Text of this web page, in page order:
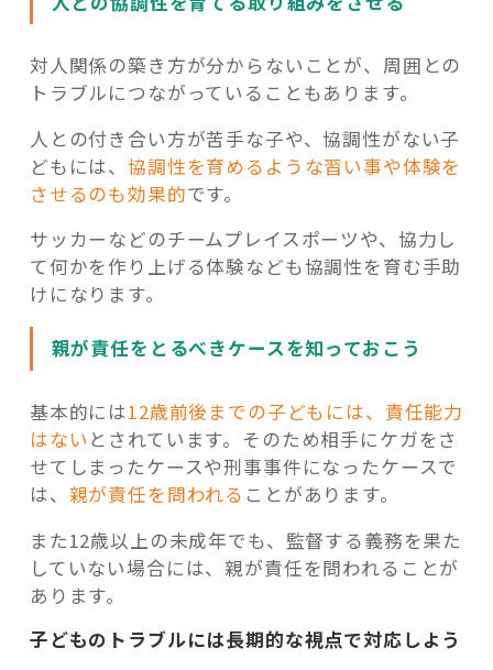
対人関係の築き方が分からないことが、周囲との
トラブルにつながっていることもあります。
人との付き合い方が苦手な子や、協調性がない子
どもには、協調性を育めるような習い事や体験を
させるのも効果的です。
サッカーなどのチームプレイスポーツや、協力し
て何かを作り上げる体験なども協調性を育む手助
けになります。
親が責任をとるべきケースを知っておこう
基本的には12歳前後までの子どもには、責任能力
はない とされています。そのため相手にケガをさ
せてしまったケースや刑事事件になったケースで
は、 親が責任を問われる ことがあります。
また12歳以上の未成年でも、監督する義務を果た
していない場合には、親が責任を問われることが
あります。
子どものトラブルには長期的な視点で対応しよう